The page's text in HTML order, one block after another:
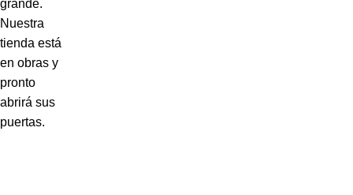
grande.
Nuestra
tienda está
en obras y
pronto
abrirá sus
puertas.